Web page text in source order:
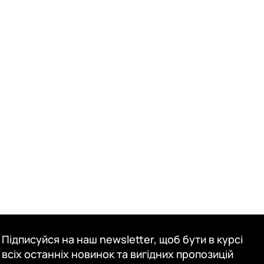
Підписуйся на наш newsletter, щоб бути в курсі
всіх останніх новинок та вигідних пропозицій